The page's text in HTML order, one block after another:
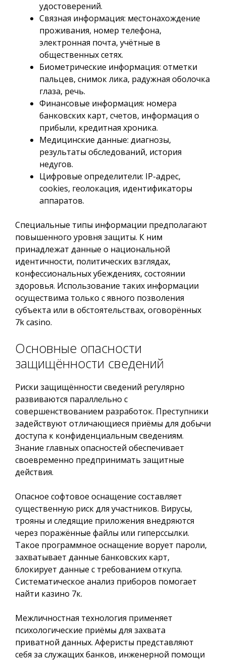
удостоверений.
Связная информация: местонахождение
проживания, номер телефона,
электронная почта, учётные в
общественных сетях.
Биометрические информация: отметки
пальцев, снимок лика, радужная оболочка
глаза, речь.
Финансовые информация: номера
банковских карт, счетов, информация о
прибыли, кредитная хроника.
Медицинские данные: диагнозы,
результаты обследований, история
недугов.
Цифровые определители: IP-адрес,
cookies, геолокация, идентификаторы
аппаратов.
Специальные типы информации предполагают
повышенного уровня защиты. К ним
принадлежат данные о национальной
идентичности, политических взглядах,
конфессиональных убеждениях, состоянии
здоровья. Использование таких информации
осуществима только с явного позволения
субъекта или в обстоятельствах, оговорённых
7k casino.
Основные опасности
защищённости сведений
Риски защищённости сведений регулярно
развиваются параллельно с
совершенствованием разработок. Преступники
задействуют отличающиеся приёмы для добычи
доступа к конфиденциальным сведениям.
Знание главных опасностей обеспечивает
своевременно предпринимать защитные
действия.
Опасное софтовое оснащение составляет
существенную риск для участников. Вирусы,
трояны и следящие приложения внедряются
через поражённые файлы или гиперссылки.
Такое программное оснащение ворует пароли,
захватывает данные банковских карт,
блокирует данные с требованием откупа.
Систематическое анализ приборов помогает
найти казино 7к.
Межличностная технология применяет
психологические приёмы для захвата
приватной данных. Аферисты представляют
себя за служащих банков, инженерной помощи